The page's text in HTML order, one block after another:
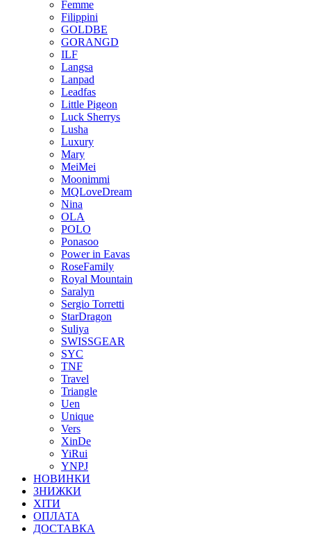
Femme
Filippini
GOLDBE
GORANGD
ILF
Langsa
Lanpad
Leadfas
Little Pigeon
Luck Sherrys
Lusha
Luxury
Mary
MeiMei
Moonimmi
MQLoveDream
Nina
OLA
POLO
Ponasoo
Power in Eavas
RoseFamily
Royal Mountain
Saralyn
Sergio Torretti
StarDragon
Suliya
SWISSGEAR
SYC
TNF
Travel
Triangle
Uen
Unique
Vers
XinDe
YiRui
YNPJ
НОВИНКИ
ЗНИЖКИ
ХІТИ
ОПЛАТА
ДОСТАВКА